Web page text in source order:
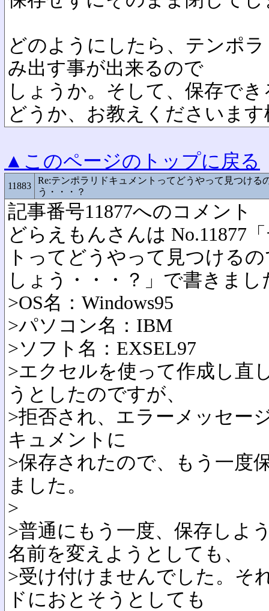
どのようにしたら、テンポ
み出す事が出来るので
しょうか。そして、保存で
どうか、お教えくださいま
▲このページのトップに戻る
11883
Re:テンポラリドキュメントってどうやって見つける
う・・・？
記事番号11877へのコメント
どらえもんさんは No.11877
トってどうやって見つける
しょう・・・？」で書きまし
>OS名：Windows95
>パソコン名：IBM
>ソフト名：EXSEL97
>エクセルを使って作成し直
うとしたのですが、
>拒否され、エラーメッセー
キュメントに
>保存されたので、もう一度
ました。
>
>普通にもう一度、保存しよ
名前を変えようとしても、
>受け付けませんでした。そ
ドにおとそうとしても